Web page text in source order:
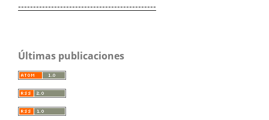
----------------------------------------------
Últimas publicaciones